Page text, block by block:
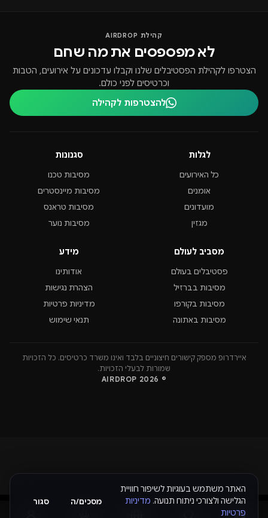
קהילת AIRDROP
לא מפספסים את מה שחם
הצטרפו לקהילת הפסטיבלים שלנו וקבלו עדכונים על אירועים, הטבות
וכרטיסים לפני כולם.
להצטרפות לקהילה
לגלות
כל האירועים
אומנים
מועדונים
מגזין
סגנונות
מסיבות טכנו
מסיבות מיינסטרים
מסיבות טראנס
מסיבות נוער
מסביב לעולם
פסטיבלים בעולם
מסיבות בברזיל
מסיבות בקורפו
מסיבות באתונה
מידע
אודותינו
הצהרת נגישות
מדיניות פרטיות
תנאי שימוש
איירדרופ מספק קישורים חיצוניים בלבד ואינו משרד כרטיסים. כל הזכויות
שמורות לבעלי הזכויות.
© 2026 AIRDROP
האתר משתמש בעוגיות לשיפור חוויית
הגלישה ולצורכי ניתוח תנועה. מדיניות
פרטיות
מסכים/ה סגור